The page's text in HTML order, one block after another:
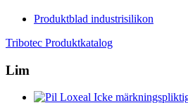
Produktblad industrisilikon
Tribotec Produktkatalog
Lim